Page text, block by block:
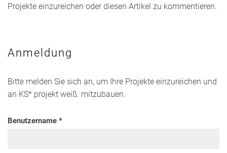
Projekte einzureichen oder diesen Artikel zu kommentieren.
Anmeldung
Bitte melden Sie sich an, um Ihre Projekte einzureichen und
an KS* projekt weiß. mitzubauen.
Benutzername